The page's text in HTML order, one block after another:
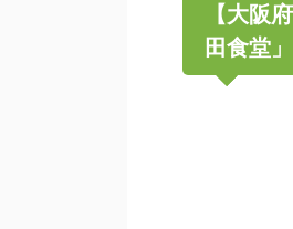
【大阪
田食堂」